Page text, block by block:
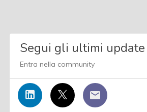
Segui gli ultimi update
Entra nella community